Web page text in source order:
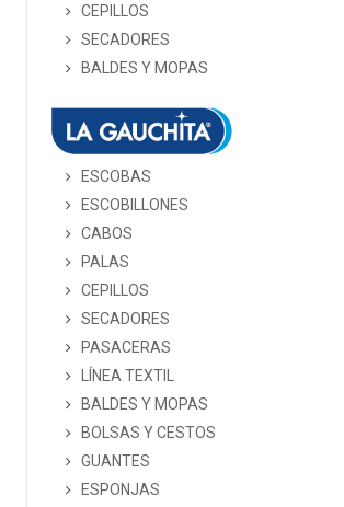
CEPILLOS
SECADORES
BALDES Y MOPAS
ESCOBAS
ESCOBILLONES
CABOS
PALAS
CEPILLOS
SECADORES
PASACERAS
LÍNEA TEXTIL
BALDES Y MOPAS
BOLSAS Y CESTOS
GUANTES
ESPONJAS